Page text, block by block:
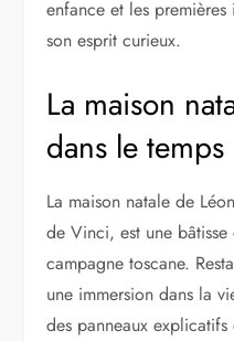
enfance et les
son esprit curieux.
La maison
dans le temps
La maison natale de
de Vinci, est une
campagne toscane.
une immersion dans la
des panneaux